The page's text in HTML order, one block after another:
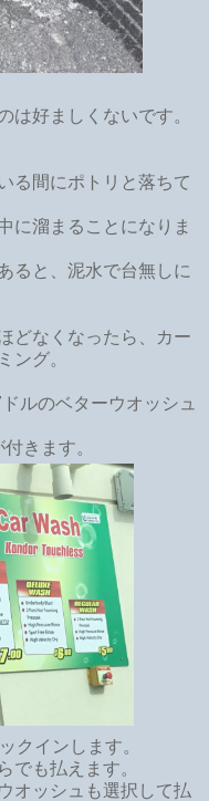
は好ましくないです。
る間にポトリと落ちて
に溜まることになりま
ると、泥水で台無しに
どなくなったら、カー
ング。
ルのベターウオッシュ
きます。
クインします。
でも払えます。
オッシュも選択して払